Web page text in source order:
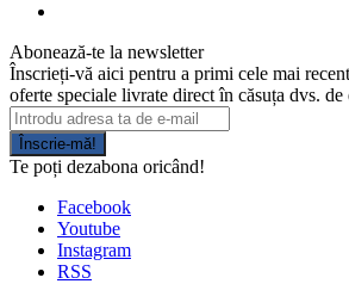
Abonează-te la newsletter
Înscrieți-vă aici pentru a primi cele mai
oferte speciale livrate direct în căsuța dvs. de
Înscrie-mă!
Te poți dezabona oricând!
Facebook
Youtube
Instagram
RSS